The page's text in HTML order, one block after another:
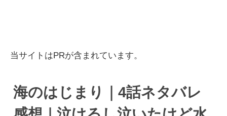
当サイトはPRが含まれています。
海のはじまり｜4話ネタバレ